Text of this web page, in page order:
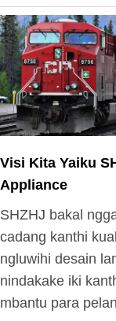
Visi Kita Yaiku
Appliance
SHZHJ bakal
cadang kanthi
ngluwihi desain
nindakake iki
mbantu para